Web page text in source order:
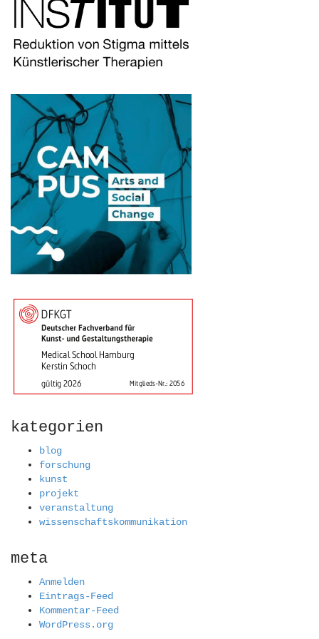
kategorien
blog
forschung
kunst
projekt
veranstaltung
wissenschaftskommunikation
meta
Anmelden
Eintrags-Feed
Kommentar-Feed
WordPress.org